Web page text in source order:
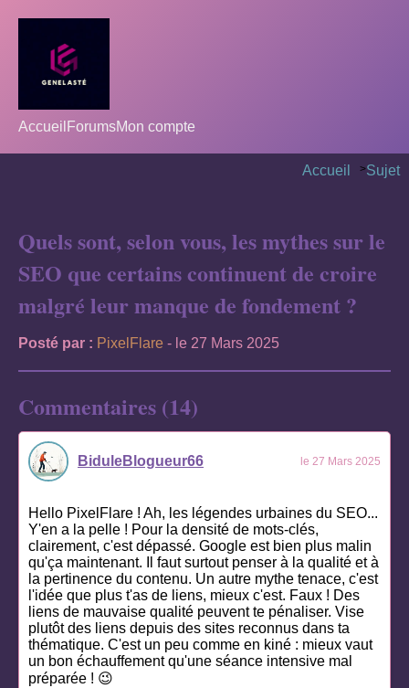
Accueil ForumsMon compte
Accueil >Sujet
Quels sont, selon vous, les mythes sur le
SEO que certains continuent de croire
malgré leur manque de fondement ?
Posté par : PixelFlare - le 27 Mars 2025
Commentaires (14)
BiduleBlogueur66 le 27 Mars 2025
Hello PixelFlare ! Ah, les légendes urbaines du SEO...
Y'en a la pelle ! Pour la densité de mots-clés,
clairement, c'est dépassé. Google est bien plus malin
qu'ça maintenant. Il faut surtout penser à la qualité et à
la pertinence du contenu. Un autre mythe tenace, c'est
l'idée que plus t'as de liens, mieux c'est. Faux ! Des
liens de mauvaise qualité peuvent te pénaliser. Vise
plutôt des liens depuis des sites reconnus dans ta
thématique. C'est un peu comme en kiné : mieux vaut
un bon échauffement qu'une séance intensive mal
préparée ! 😉